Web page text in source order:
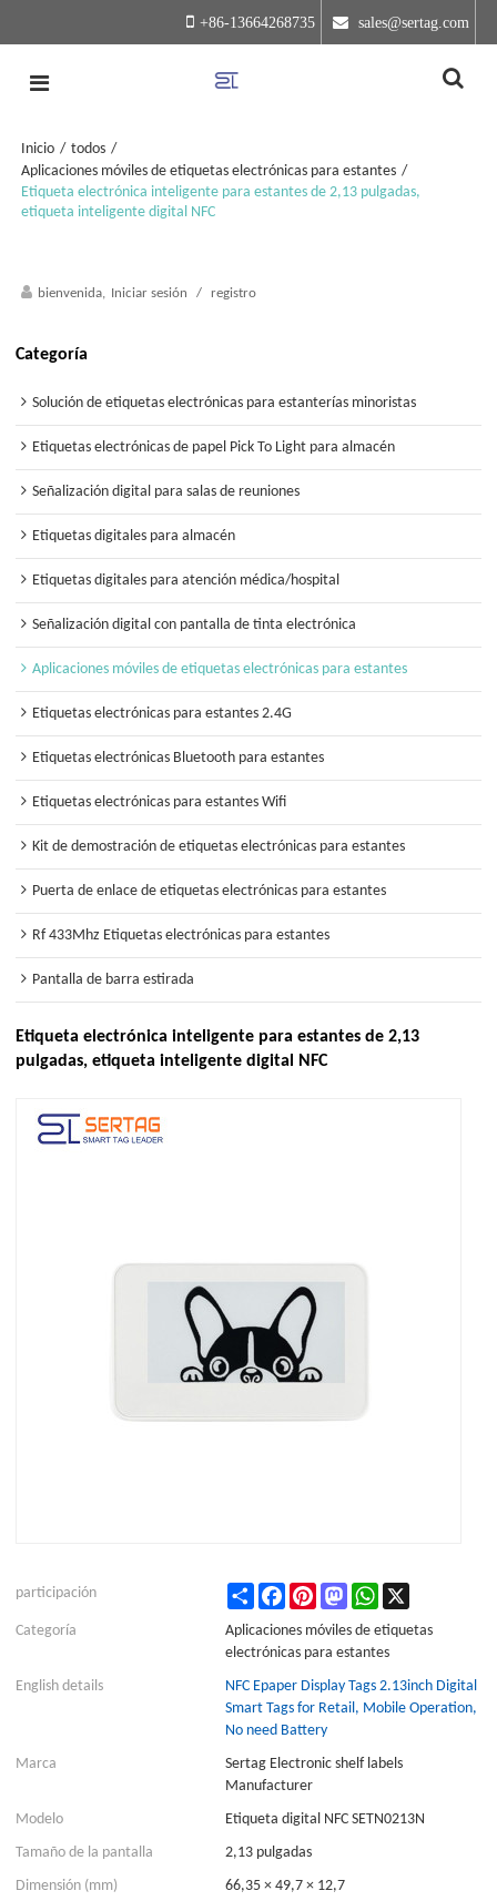
+86-13664268735 sales@sertag.com
Inicio / todos /
Aplicaciones móviles de etiquetas electrónicas para estantes /
Etiqueta electrónica inteligente para estantes de 2,13 pulgadas,
etiqueta inteligente digital NFC
bienvenida, Iniciar sesión / registro
Categoría
Solución de etiquetas electrónicas para estanterías minoristas
Etiquetas electrónicas de papel Pick To Light para almacén
Señalización digital para salas de reuniones
Etiquetas digitales para almacén
Etiquetas digitales para atención médica/hospital
Señalización digital con pantalla de tinta electrónica
Aplicaciones móviles de etiquetas electrónicas para estantes
Etiquetas electrónicas para estantes 2.4G
Etiquetas electrónicas Bluetooth para estantes
Etiquetas electrónicas para estantes Wifi
Kit de demostración de etiquetas electrónicas para estantes
Puerta de enlace de etiquetas electrónicas para estantes
Rf 433Mhz Etiquetas electrónicas para estantes
Pantalla de barra estirada
Etiqueta electrónica inteligente para estantes de 2,13
pulgadas, etiqueta inteligente digital NFC
participación Share FacebookPinterestMastodonWhatsApp
Categoría
Aplicaciones móviles de etiquetas
electrónicas para estantes
English details
NFC Epaper Display Tags 2.13inch Digital
Smart Tags for Retail, Mobile Operation,
No need Battery
Marca
Sertag Electronic shelf labels
Manufacturer
Modelo
Etiqueta digital NFC SETN0213N
Tamaño de la pantalla
2,13 pulgadas
Dimensión (mm)
66,35 × 49,7 × 12,7